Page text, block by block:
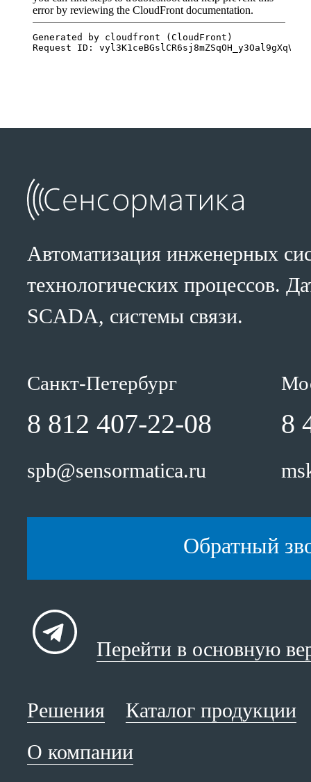
Автоматизация инженерных
технологических процессов.
SCADA, системы связи.
Санкт-Петербург
8 812 407-22-08
spb@sensormatica.ru
8
Обратный
Перейти в основную
Решения
Каталог продукции
О компании